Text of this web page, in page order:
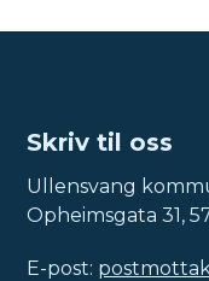
Skriv til oss
Ullensvang
Opheimsgata 31,
E-post: